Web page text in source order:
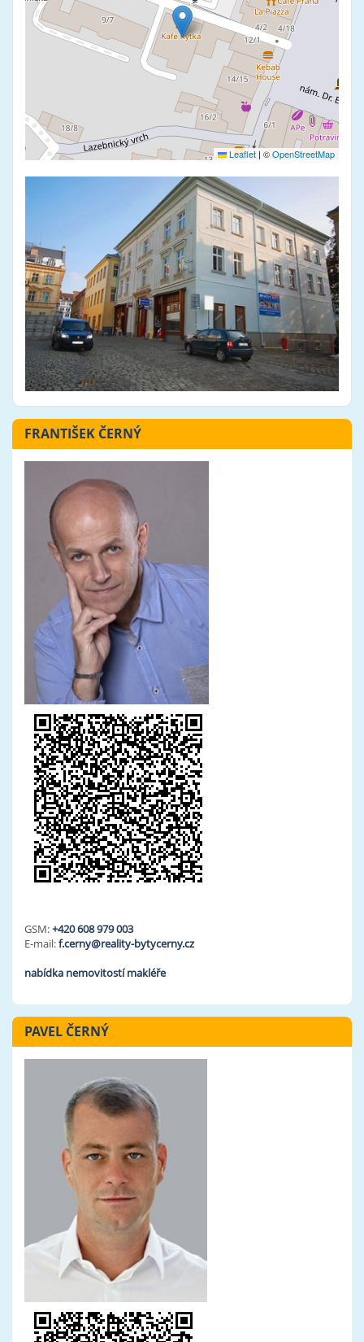
Leaflet | ©OpenStreetMap
FRANTIŠEK ČERNÝ
GSM:+420 608 979 003
E-mail:f.cerny@reality-bytycerny.cz
nabídka nemovitostí makléře
PAVEL ČERNÝ